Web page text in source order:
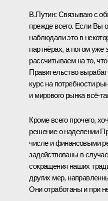
В.Путин: Связываю с
прежде всего. Если Вы
наблюдали это в
партнёрах, а потом
рассчитываем на то,
Правительство
курс на потребности
и мирового рынка
Кроме всего прочего,
решение о наделении
числе и финансовыми
задействованы в
сокращения наших
других мер,
Они отработаны и при